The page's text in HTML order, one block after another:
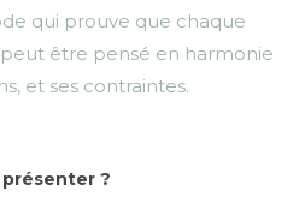
qui prouve que chaque
être pensé en harmonie
et ses contraintes.
?